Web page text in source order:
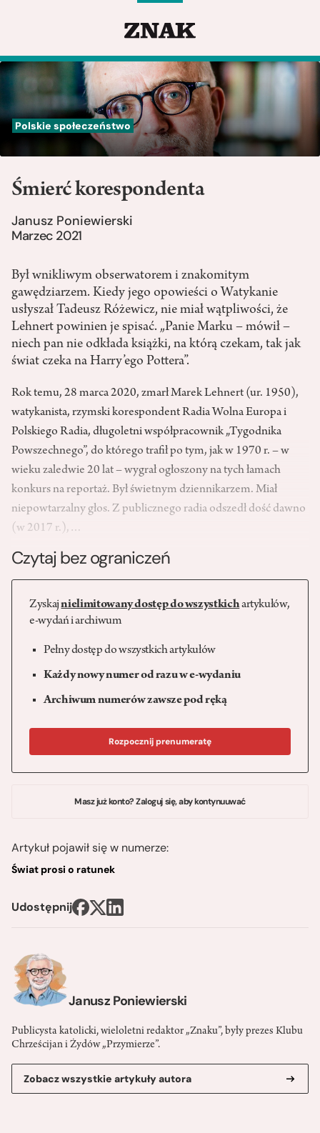
Polskie społeczeństwo
Janusz Poniewierski
Publicysta katolicki, wieloletni redaktor „Znaku”, były prezes Klubu
Chrześcijan i Żydów „Przymierze”.
Zobacz wszystkie artykuły autora
Śmierć korespondenta
Janusz Poniewierski
Marzec 2021
Był wnikliwym obserwatorem i znakomitym
gawędziarzem. Kiedy jego opowieści o Watykanie
usłyszał Tadeusz Różewicz, nie miał wątpliwości, że
Lehnert powinien je spisać. „Panie Marku – mówił –
niech pan nie odkłada książki, na którą czekam, tak jak
świat czeka na Harry’ego Pottera”.
Rok temu, 28 marca 2020, zmarł Marek Lehnert (ur. 1950),
watykanista, rzymski korespondent Radia Wolna Europa i
Polskiego Radia, długoletni współpracownik „Tygodnika
Powszechnego”, do którego trafił po tym, jak w 1970 r. – w
wieku zaledwie 20 lat – wygrał ogłoszony na tych łamach
konkurs na reportaż. Był świetnym dziennikarzem. Miał
niepowtarzalny głos. Z publicznego radia odszedł dość dawno
(w 2017 r.),…
Czytaj bez ograniczeń
Zyskajnielimitowany dostęp do wszystkichartykułów,
e-wydań i archiwum
Pełny dostęp do wszystkich artykułów
Każdy nowy numer od razu w e-wydaniu
Archiwum numerów zawsze pod ręką
Rozpocznij prenumeratę
Masz już konto? Zaloguj się, aby kontynuuwać
Artykuł pojawił się w numerze:
Świat prosi o ratunek
Udostępnij